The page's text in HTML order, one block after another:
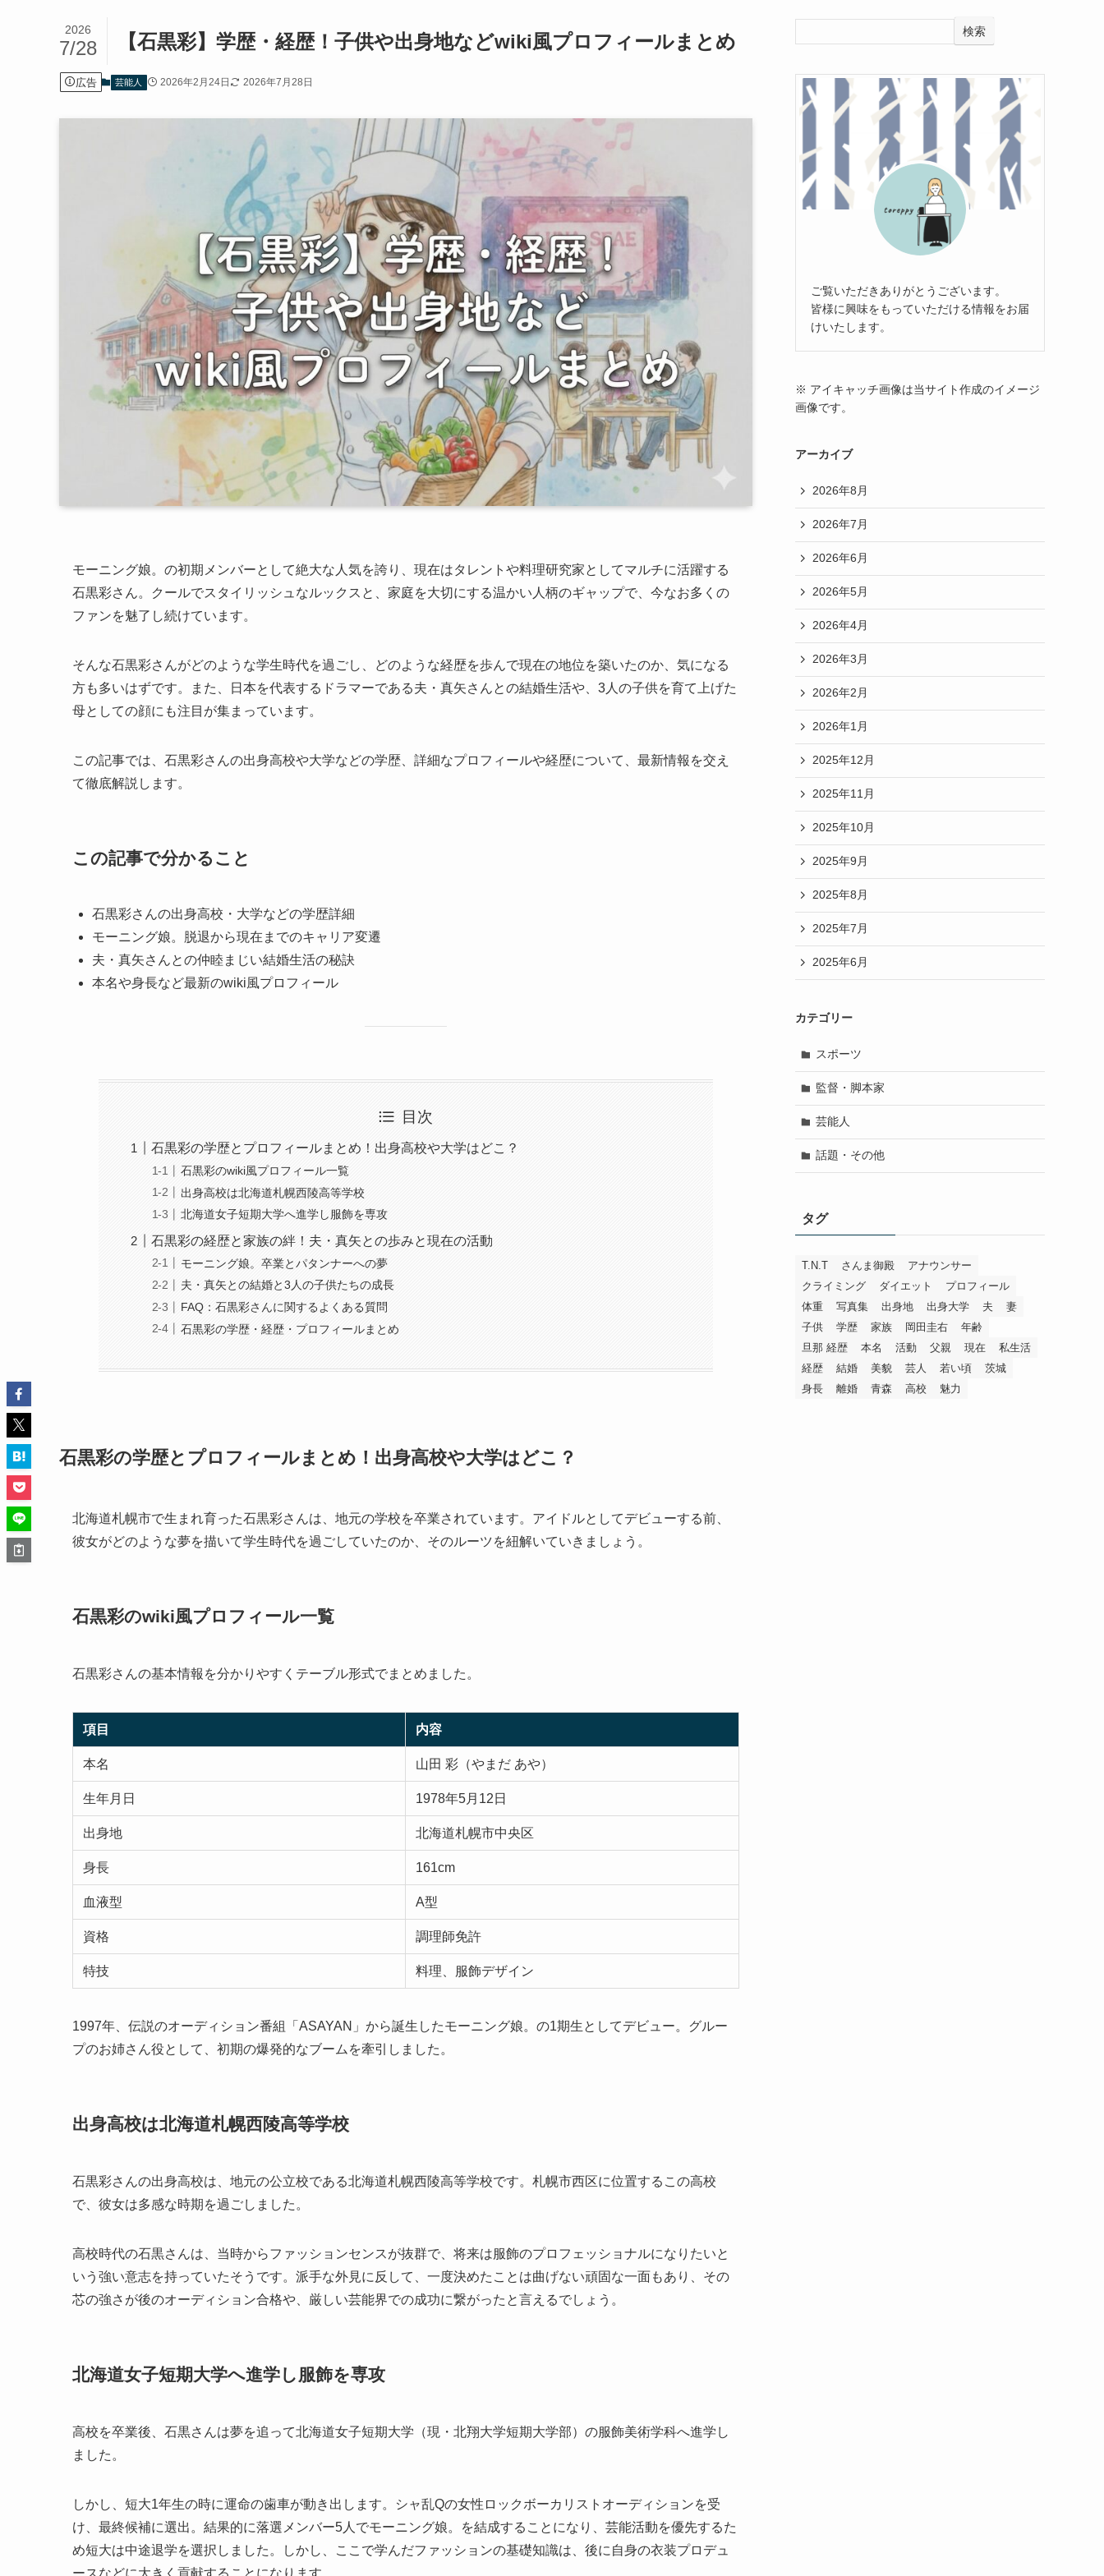
【石黒彩】学歴・経歴！子供や出身地などwiki風プロフィールまとめ
2026
7/28
広告 芸能人 2026年2月24日 2026年7月28日
モーニング娘。の初期メンバーとして絶大な人気を誇り、現在はタレントや料理研究家としてマルチに活躍する
石黒彩さん。クールでスタイリッシュなルックスと、家庭を大切にする温かい人柄のギャップで、今なお多くの
ファンを魅了し続けています。
そんな石黒彩さんがどのような学生時代を過ごし、どのような経歴を歩んで現在の地位を築いたのか、気になる
方も多いはずです。また、日本を代表するドラマーである夫・真矢さんとの結婚生活や、3人の子供を育て上げた
母としての顔にも注目が集まっています。
この記事では、石黒彩さんの出身高校や大学などの学歴、詳細なプロフィールや経歴について、最新情報を交え
て徹底解説します。
この記事で分かること
石黒彩さんの出身高校・大学などの学歴詳細
モーニング娘。脱退から現在までのキャリア変遷
夫・真矢さんとの仲睦まじい結婚生活の秘訣
本名や身長など最新のwiki風プロフィール
目次
石黒彩の学歴とプロフィールまとめ！出身高校や大学はどこ？
石黒彩のwiki風プロフィール一覧
出身高校は北海道札幌西陵高等学校
北海道女子短期大学へ進学し服飾を専攻
石黒彩の経歴と家族の絆！夫・真矢との歩みと現在の活動
モーニング娘。卒業とパタンナーへの夢
夫・真矢との結婚と3人の子供たちの成長
FAQ：石黒彩さんに関するよくある質問
石黒彩の学歴・経歴・プロフィールまとめ
石黒彩の学歴とプロフィールまとめ！出身高校や大学はどこ？
北海道札幌市で生まれ育った石黒彩さんは、地元の学校を卒業されています。アイドルとしてデビューする前、
彼女がどのような夢を描いて学生時代を過ごしていたのか、そのルーツを紐解いていきましょう。
石黒彩のwiki風プロフィール一覧
石黒彩さんの基本情報を分かりやすくテーブル形式でまとめました。
項目 内容
本名 山田 彩（やまだ あや）
生年月日 1978年5月12日
出身地 北海道札幌市中央区
身長 161cm
血液型 A型
資格 調理師免許
特技 料理、服飾デザイン
1997年、伝説のオーディション番組「ASAYAN」から誕生したモーニング娘。の1期生としてデビュー。グルー
プのお姉さん役として、初期の爆発的なブームを牽引しました。
出身高校は北海道札幌西陵高等学校
石黒彩さんの出身高校は、地元の公立校である北海道札幌西陵高等学校です。札幌市西区に位置するこの高校
で、彼女は多感な時期を過ごしました。
高校時代の石黒さんは、当時からファッションセンスが抜群で、将来は服飾のプロフェッショナルになりたいと
いう強い意志を持っていたそうです。派手な外見に反して、一度決めたことは曲げない頑固な一面もあり、その
芯の強さが後のオーディション合格や、厳しい芸能界での成功に繋がったと言えるでしょう。
北海道女子短期大学へ進学し服飾を専攻
高校を卒業後、石黒さんは夢を追って北海道女子短期大学（現・北翔大学短期大学部）の服飾美術学科へ進学し
ました。
しかし、短大1年生の時に運命の歯車が動き出します。シャ乱Qの女性ロックボーカリストオーディションを受
け、最終候補に選出。結果的に落選メンバー5人でモーニング娘。を結成することになり、芸能活動を優先するた
め短大は中途退学を選択しました。しかし、ここで学んだファッションの基礎知識は、後に自身の衣装プロデュ
ースなどに大きく貢献することになります。
検索
ご覧いただきありがとうございます。
皆様に興味をもっていただける情報をお届
けいたします。
※ アイキャッチ画像は当サイト作成のイメージ
画像です。
アーカイブ
2026年8月
2026年7月
2026年6月
2026年5月
2026年4月
2026年3月
2026年2月
2026年1月
2025年12月
2025年11月
2025年10月
2025年9月
2025年8月
2025年7月
2025年6月
カテゴリー
スポーツ
監督・脚本家
芸能人
話題・その他
タグ
T.N.T さんま御殿
アナウンサー
クライミング
ダイエット
プロフィール
体重
写真集 出身地 出身大学 夫
妻
子供
学歴 家族 岡田圭右
年齢
旦那 経歴
本名 活動 父親 現在
私生活
経歴
結婚 美貌 芸人 若い頃
茨城
身長
離婚 青森 高校 魅力